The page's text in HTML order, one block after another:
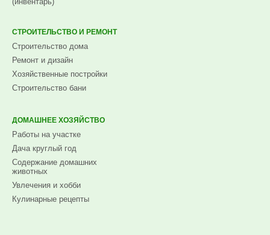
СТРОИТЕЛЬСТВО И РЕМОНТ
Строительство дома
Ремонт и дизайн
Хозяйственные постройки
Строительство бани
ДОМАШНЕЕ ХОЗЯЙСТВО
Работы на участке
Дача круглый год
Содержание домашних
животных
Увлечения и хобби
Кулинарные рецепты